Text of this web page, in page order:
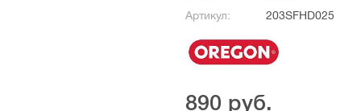
Артикул:
203SFHD025
890 руб.